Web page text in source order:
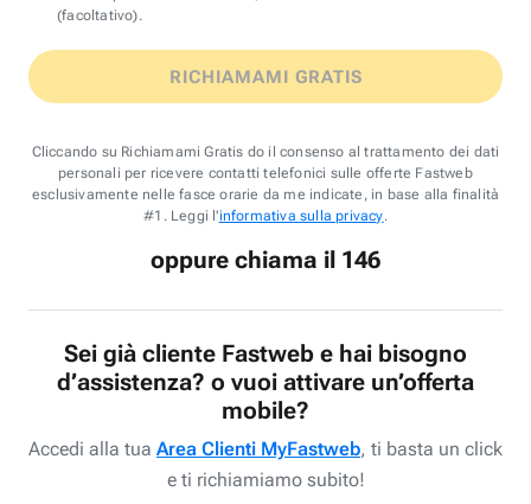
(facoltativo).
RICHIAMAMI GRATIS
Cliccando su Richiamami Gratis do il consenso al trattamento dei dati
personali per ricevere contatti telefonici sulle offerte Fastweb
esclusivamente nelle fasce orarie da me indicate, in base alla finalità
#1. Leggi l'informativa sulla privacy.
oppure chiama il 146
Sei già cliente Fastweb e hai bisogno
d’assistenza? o vuoi attivare un’offerta
mobile?
Accedi alla tua Area Clienti MyFastweb, ti basta un click
e ti richiamiamo subito!